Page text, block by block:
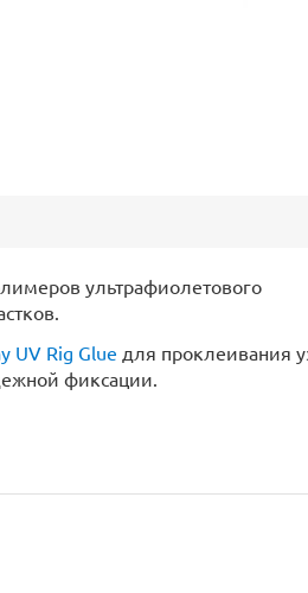
ультрафиолетового
UV Rig Glue для проклеивания
фиксации.